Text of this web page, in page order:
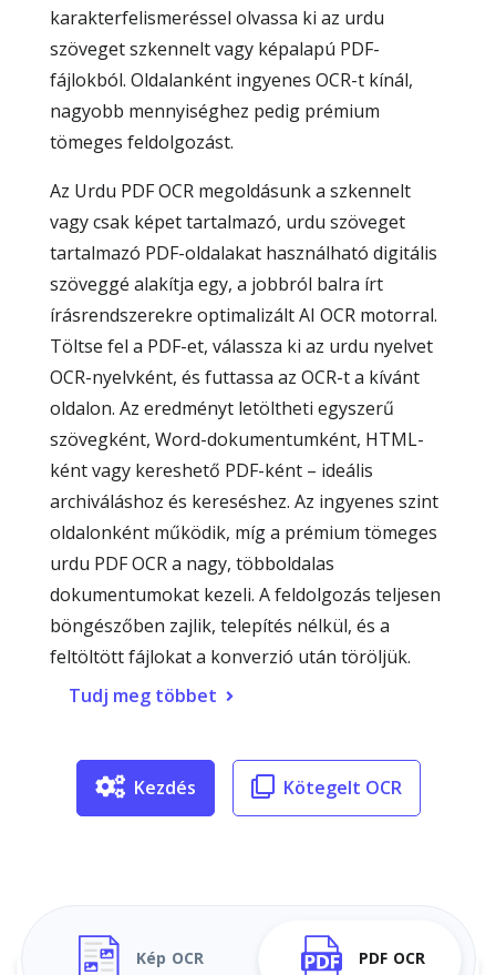
karakterfelismeréssel olvassa ki az urdu
szöveget szkennelt vagy képalapú PDF-
fájlokból. Oldalanként ingyenes OCR-t kínál,
nagyobb mennyiséghez pedig prémium
tömeges feldolgozást.
Az Urdu PDF OCR megoldásunk a szkennelt
vagy csak képet tartalmazó, urdu szöveget
tartalmazó PDF-oldalakat használható digitális
szöveggé alakítja egy, a jobbról balra írt
írásrendszerekre optimalizált AI OCR motorral.
Töltse fel a PDF-et, válassza ki az urdu nyelvet
OCR-nyelvként, és futtassa az OCR-t a kívánt
oldalon. Az eredményt letöltheti egyszerű
szövegként, Word-dokumentumként, HTML-
ként vagy kereshető PDF-ként – ideális
archiváláshoz és kereséshez. Az ingyenes szint
oldalonként működik, míg a prémium tömeges
urdu PDF OCR a nagy, többoldalas
dokumentumokat kezeli. A feldolgozás teljesen
böngészőben zajlik, telepítés nélkül, és a
feltöltött fájlokat a konverzió után töröljük.
Tudj meg többet
Kezdés Kötegelt OCR
Kép OCR PDF OCR